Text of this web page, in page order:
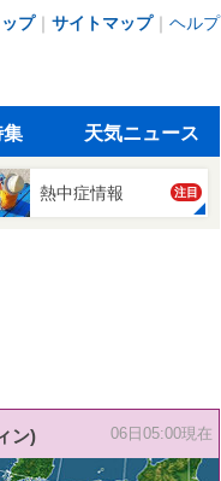
プ｜ サイトマップ｜ ヘルプ
天気ニュース
熱中症情報 注目
ン) 06日05:00現在